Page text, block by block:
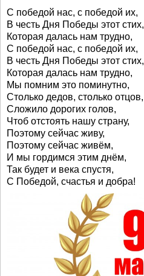
С победой нас, с победой их,
В честь Дня Победы этот стих,
Которая далась нам трудно,
С победой нас, с победой их,
В честь Дня Победы этот стих,
Которая далась нам трудно,
Мы помним это поминутно,
Столько дедов, столько отцов,
Сложило дорогих голов,
Чтоб отстоять нашу страну,
Поэтому сейчас живу,
Поэтому сейчас живём,
И мы гордимся этим днём,
Так будет и века спустя,
С Победой, счастья и добра!